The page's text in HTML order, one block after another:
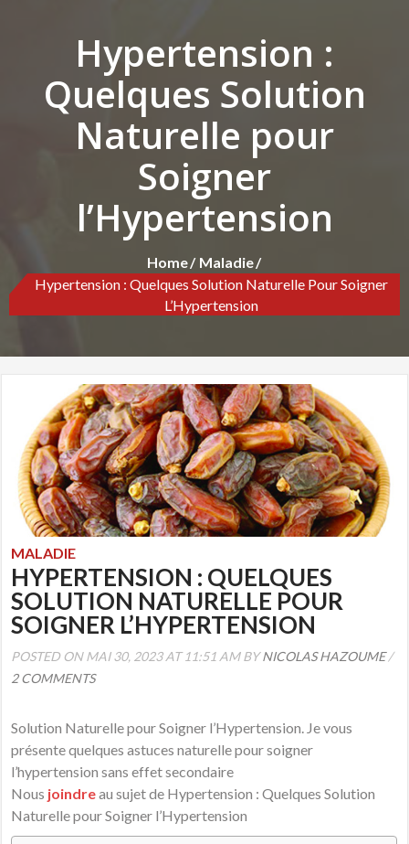
Hypertension :
Quelques Solution
Naturelle pour
Soigner
l’Hypertension
Home
Maladie
Hypertension : Quelques Solution Naturelle Pour Soigner
L’Hypertension
MALADIE
HYPERTENSION : QUELQUES
SOLUTION NATURELLE POUR
SOIGNER L’HYPERTENSION
POSTED ON MAI 30, 2023 AT 11:51 AM BYNICOLAS HAZOUME/
2 COMMENTS
Solution Naturelle pour Soigner l’Hypertension. Je vous
présente quelques astuces naturelle pour soigner
l’hypertension sans effet secondaire
Nous joindreau sujet de Hypertension : Quelques Solution
Naturelle pour Soigner l’Hypertension